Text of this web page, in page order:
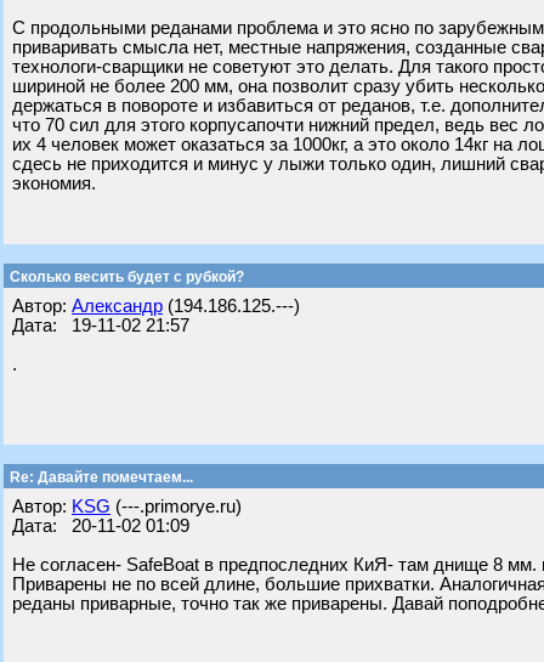
С продольными реданами проблема и это ясно по
приваривать смысла нет, местные напряжения, созданные
технологи-сварщики не советуют это делать. Для такого
шириной не более 200 мм, она позволит сразу убить
держаться в повороте и избавиться от реданов, т.е.
что 70 сил для этого корпусапочти нижний предел, ведь вес
их 4 человек может оказаться за 1000кг, а это около 14кг
сдесь не приходится и минус у лыжи только один, лишний
экономия.
Сколько весить будет с рубкой?
Автор: Александр (194.186.125.---)
Дата: 19-11-02 21:57
.
Re: Давайте помечтаем...
Автор: KSG (---.primorye.ru)
Дата: 20-11-02 01:09
Не согласен- SafeBoat в предпоследних КиЯ- там днище 8
Приварены не по всей длине, большие прихватки.
реданы приварные, точно так же приварены. Давай